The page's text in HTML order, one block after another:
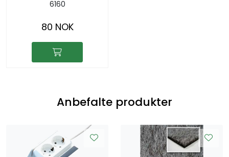
6160
80 NOK
Anbefalte produkter